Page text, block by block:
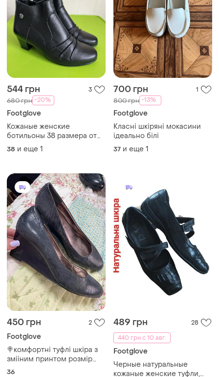
544 грн 3
680 грн -20%
Footglove
Кожаные женские
ботильоны 38 размера от
английского бренда
footglove
38 и еще 1
700 грн 1
800 грн -13%
Footglove
Класні шкіряні мокасини
ідеально білі
37 и еще 1
450 грн 2
Footglove
🍭комфортні туфлі шкіра з
змііним принтом розмір
36/23 см footglove
36
489 грн
28
440 грн с 10 авг.
Footglove
Черные натуральные
кожаные женские туфли,